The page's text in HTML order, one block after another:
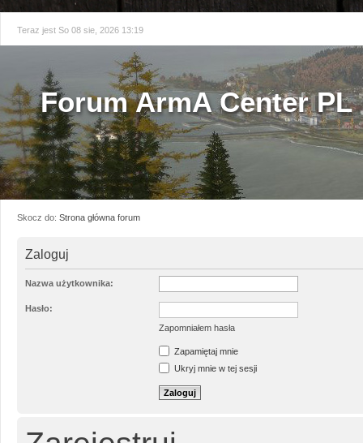
Teraz jest So 08 sie, 2026 13:19
Forum ArmA Center PL
Skocz do: Strona główna forum
Zaloguj
Nazwa użytkownika:
Hasło:
Zapomniałem hasła
Zapamiętaj mnie
Ukryj mnie w tej sesji